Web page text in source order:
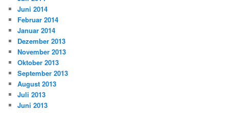
Juni 2014
Februar 2014
Januar 2014
Dezember 2013
November 2013
Oktober 2013
September 2013
August 2013
Juli 2013
Juni 2013